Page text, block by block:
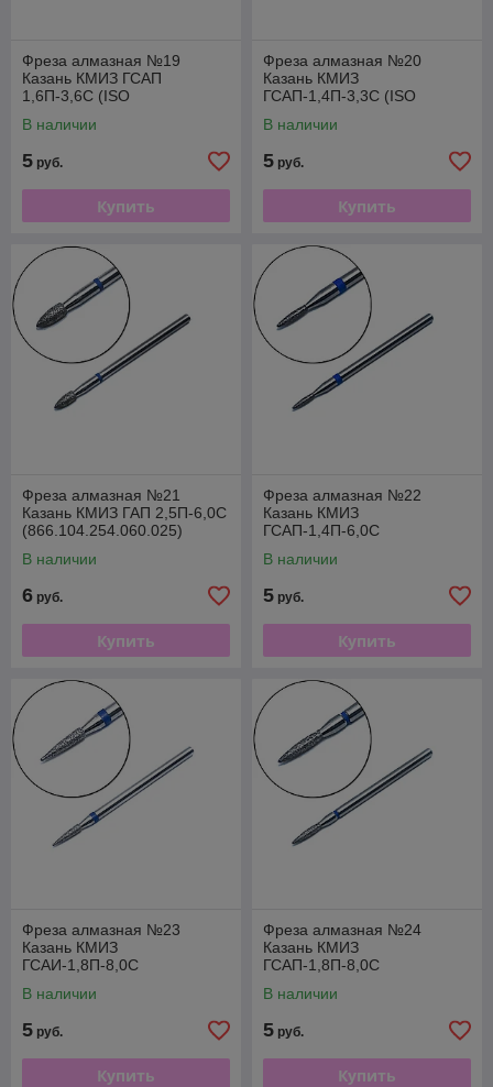
Фреза алмазная №19
Казань КМИЗ ГСАП
1,6П-3,6С (ISO
В наличии
5 руб.
Купить
Фреза алмазная №20
Казань КМИЗ
ГСАП-1,4П-3,3С (ISO
В наличии
5 руб.
Купить
Фреза алмазная №21
Казань КМИЗ ГАП 2,5П-6,0С
(866.104.254.060.025)
В наличии
6 руб.
Купить
Фреза алмазная №22
Казань КМИЗ
ГСАП-1,4П-6,0С
В наличии
5 руб.
Купить
Фреза алмазная №23
Казань КМИЗ
ГСАИ-1,8П-8,0С
В наличии
5 руб.
Купить
Фреза алмазная №24
Казань КМИЗ
ГСАП-1,8П-8,0С
В наличии
5 руб.
Купить